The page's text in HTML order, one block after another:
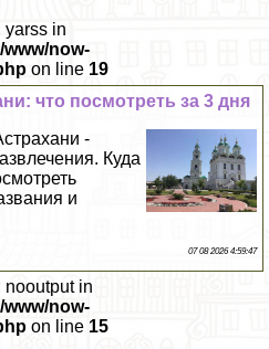
yarss in
www/now-
on line 19
что посмотреть за 3 дня
-
Куда
и
07 08 2026 4:59:47
nooutput in
www/now-
on line 15